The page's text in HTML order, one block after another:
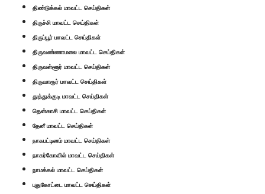
திண்டுக்கல் மாவட்ட செய்திகள்
திருச்சி மாவட்ட செய்திகள்
திருப்பூர் மாவட்ட செய்திகள்
திருவண்ணாமலை மாவட்ட செய்திகள்
திருவள்ளூர் மாவட்ட செய்திகள்
திருவாரூர் மாவட்ட செய்திகள்
துத்துக்குடி மாவட்ட செய்திகள்
தென்காசி மாவட்ட செய்திகள்
தேனீ மாவட்ட செய்திகள்
நாகபட்டினம் மாவட்ட செய்திகள்
நாகர்கோவில் மாவட்ட செய்திகள்
நாமக்கல் மாவட்ட செய்திகள்
புதுகோட்டை மாவட்ட செய்திகள்